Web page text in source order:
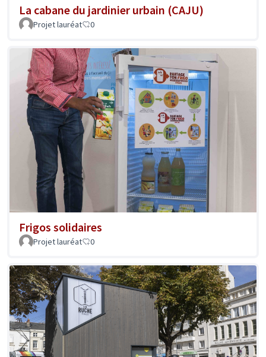
La cabane du jardinier urbain (CAJU)
Projet lauréat 0
Frigos solidaires
Projet lauréat 0